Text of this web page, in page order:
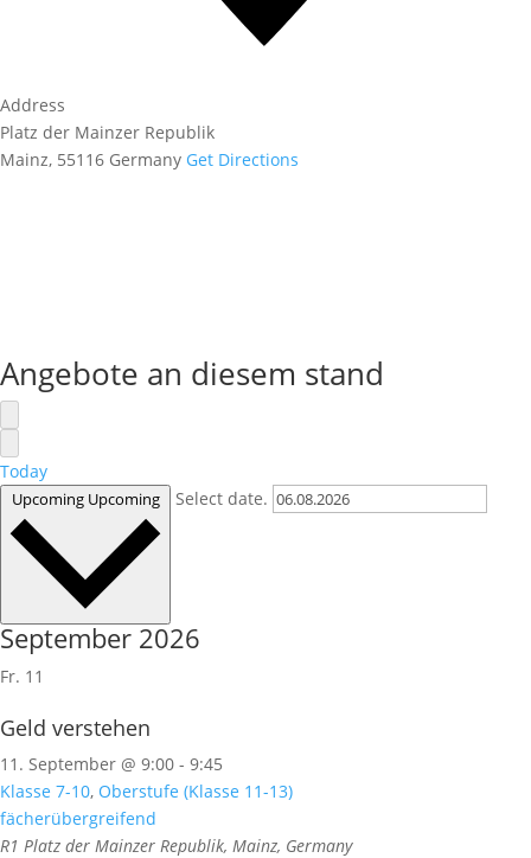
Address
Platz der Mainzer Republik
Mainz, 55116 Germany Get Directions
Angebote an diesem stand
Today
Upcoming Upcoming Select date.
September 2026
Fr. 11
Geld verstehen
11. September @ 9:00 - 9:45
Klasse 7-10, Oberstufe (Klasse 11-13)
fächerübergreifend
R1 Platz der Mainzer Republik, Mainz, Germany